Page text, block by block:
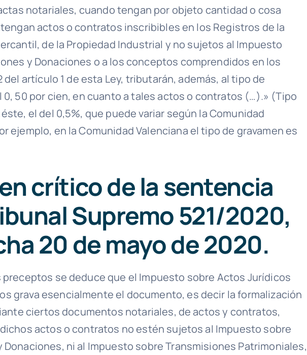
notariales, cuando tengan por objeto cantidad o cosa
actos o contratos inscribibles en los Registros de la
de la Propiedad Industrial y no sujetos al Impuesto
y Donaciones o a los conceptos comprendidos en los
del artículo 1 de esta Ley, tributarán, además, al tipo de
0, 50 por cien, en cuanto a tales actos o contratos (…).» (Tipo
el del 0,5%, que puede variar según la Comunidad
ejemplo, en la Comunidad Valenciana el tipo de gravamen es
crítico de la sentencia
Supremo 521/2020,
20 de mayo de 2020.
preceptos se deduce que el Impuesto sobre Actos Jurídicos
grava esencialmente el documento, es decir la formalización
ciertos documentos notariales, de actos y contratos,
actos o contratos no estén sujetos al Impuesto sobre
Donaciones, ni al Impuesto sobre Transmisiones Patrimoniales,